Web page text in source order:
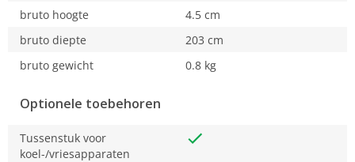
bruto hoogte
4.5 cm
bruto diepte
203 cm
bruto gewicht
0.8 kg
Optionele toebehoren
Tussenstuk voor
koel-/vriesapparaten